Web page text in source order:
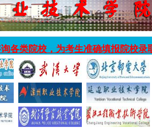
各类院校，为考生准确填报院校录